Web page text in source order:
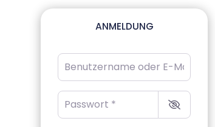
ANMELDUNG
Benutzername oder E-Mail-
Passwort